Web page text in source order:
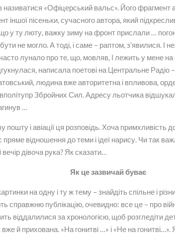
називатися «Офіцерський вальс». Його фрагмент
іншої пісеньки, сучасного автора, який
у ту люту, важку зиму на фронт прислали …
не могло. А тоді, і саме – раптом, з’явилися. І
лунало про те, що, мовляв, І лежить у мене
написала поетові на Центральне
людина вже авторитетна і впливова,
Збройних Сил. Адресу льотчика
…
пошту і авіації ця розповідь. Хоча примхливість
відношення до теми і ідеї нарису. Чи так
дівоча рука? Як сказати…
Як це зазвичай буває
на одну і ту ж тему – знайдіть спільне і
справжню публікацію, очевидно: все це – про
віддалилися за хронологією, щоб розгледіти
й прихована. «На гонитві …» і «Не на гонитві…».